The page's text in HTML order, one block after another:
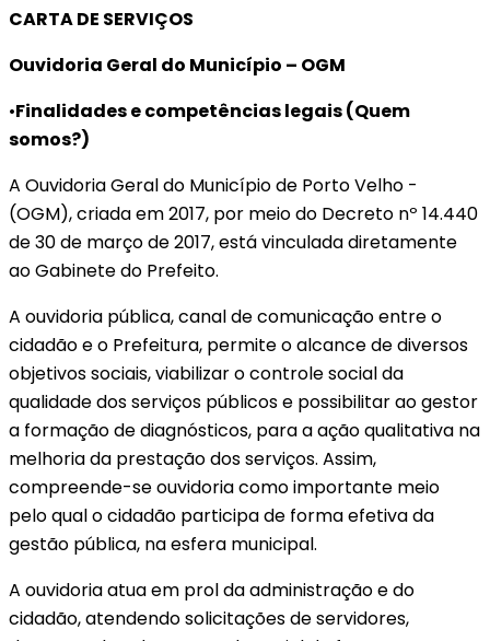
CARTA DE SERVIÇOS
Ouvidoria Geral do Município – OGM
•Finalidades e competências legais (Quem
somos?)
A Ouvidoria Geral do Município de Porto Velho -
(OGM), criada em 2017, por meio do Decreto nº 14.440
de 30 de março de 2017, está vinculada diretamente
ao Gabinete do Prefeito.
A ouvidoria pública, canal de comunicação entre o
cidadão e o Prefeitura, permite o alcance de diversos
objetivos sociais, viabilizar o controle social da
qualidade dos serviços públicos e possibilitar ao gestor
a formação de diagnósticos, para a ação qualitativa na
melhoria da prestação dos serviços. Assim,
compreende-se ouvidoria como importante meio
pelo qual o cidadão participa de forma efetiva da
gestão pública, na esfera municipal.
A ouvidoria atua em prol da administração e do
cidadão, atendendo solicitações de servidores,